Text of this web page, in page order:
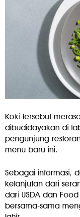
Koki tersebut
dibudidayakan di
pengunjung
menu baru ini.
Sebagai informasi,
kelanjutan dari
dari USDA dan
bersama-sama